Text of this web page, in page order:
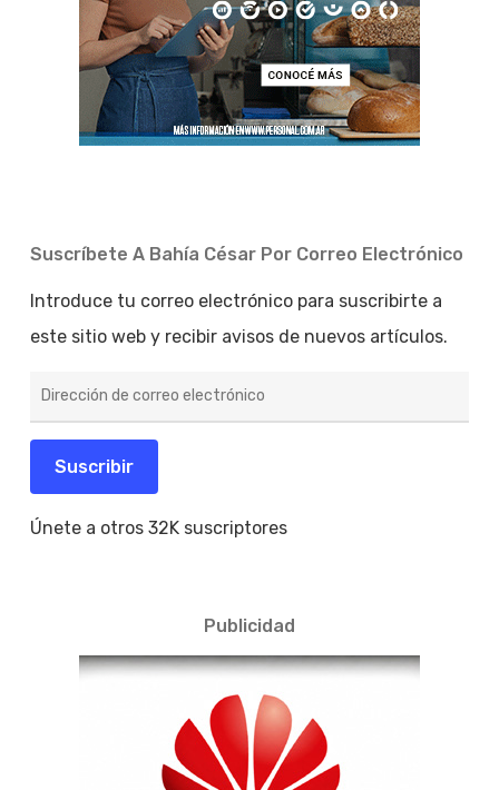
Suscríbete A Bahía César Por Correo Electrónico
Introduce tu correo electrónico para suscribirte a
este sitio web y recibir avisos de nuevos artículos.
de
electrónico
Suscribir
Únete a otros 32K suscriptores
Publicidad